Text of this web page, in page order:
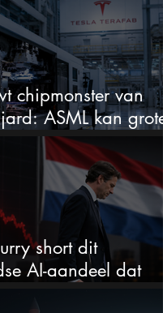
chipmonster van
ASML kan grote
short dit
AI-aandeel dat